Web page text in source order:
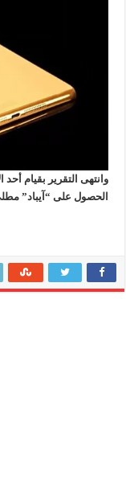
الحصول على “آيباد”